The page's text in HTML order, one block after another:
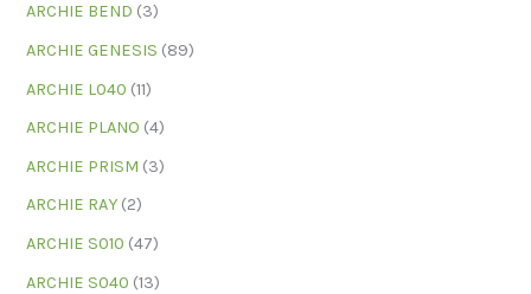
ARCHIE BEND (3)
ARCHIE GENESIS (89)
ARCHIE L040 (11)
ARCHIE PLANO (4)
ARCHIE PRISM (3)
ARCHIE RAY (2)
ARCHIE S010 (47)
ARCHIE S040 (13)